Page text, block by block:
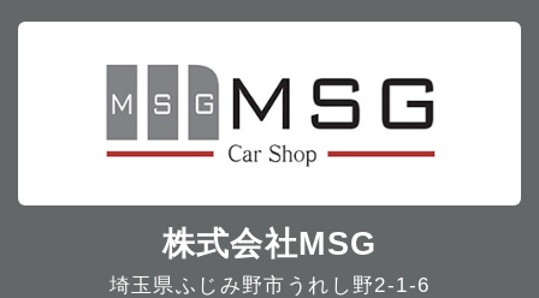
株式会社MSG
埼玉県ふじみ野市うれし野2-1-6